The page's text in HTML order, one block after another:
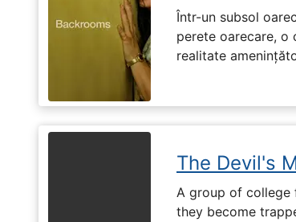
Într-un subsol
perete oarecare, o
realitate
The Devil's
A group of college
they become